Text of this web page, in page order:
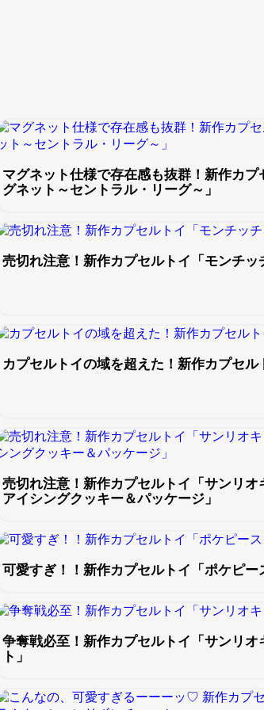
マグネット仕様で存在感も抜群！新作カ
グネット～セントラル・リーグ～」
売切れ注意！新作カプセルトイ「モンチッ
カプセルトイの域を超えた！新作カプセル
売切れ注意！新作カプセルトイ「サンリ
アイシングクッキー＆パッケージ」
可愛すぎ！！新作カプセルトイ「ポケピー
争奪戦必至！新作カプセルトイ「サンリ
ト」